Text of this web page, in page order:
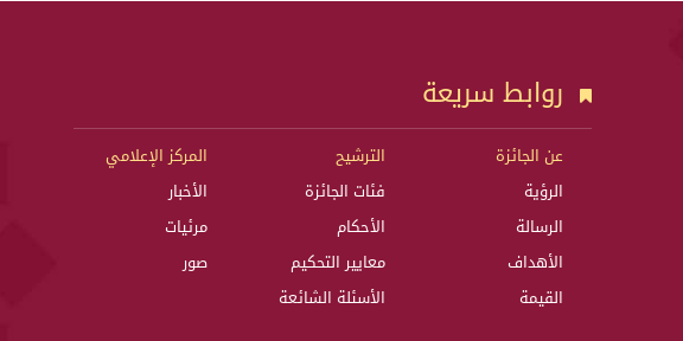
روابط سريعة
عن الجائزة
الرؤية
الرسالة
الأهداف
القيمة
الترشيح
فئات الجائزة
الأحكام
معايير التحكيم
الأسئلة الشائعة
المركز الإعلامي
الأخبار
مرئيات
صور